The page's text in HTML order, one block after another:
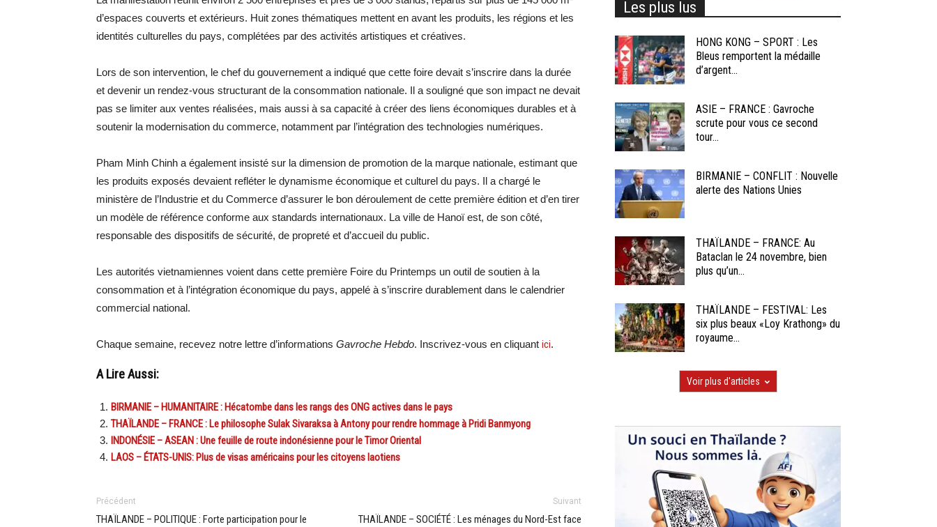
d’espaces couverts et extérieurs. Huit zones thématiques mettent en avant les produits, les régions et les
identités culturelles du pays, complétées par des activités artistiques et créatives.
Lors de son intervention, le chef du gouvernement a indiqué que cette foire devait s’inscrire dans la durée
et devenir un rendez-vous structurant de la consommation nationale. Il a souligné que son impact ne devait
pas se limiter aux ventes réalisées, mais aussi à sa capacité à créer des liens économiques durables et à
soutenir la modernisation du commerce, notamment par l’intégration des technologies numériques.
Pham Minh Chinh a également insisté sur la dimension de promotion de la marque nationale, estimant que
les produits exposés devaient refléter le dynamisme économique et culturel du pays. Il a chargé le
ministère de l’Industrie et du Commerce d’assurer le bon déroulement de cette première édition et d’en tirer
un modèle de référence conforme aux standards internationaux. La ville de Hanoï est, de son côté,
responsable des dispositifs de sécurité, de propreté et d’accueil du public.
Les autorités vietnamiennes voient dans cette première Foire du Printemps un outil de soutien à la
consommation et à l’intégration économique du pays, appelé à s’inscrire durablement dans le calendrier
commercial national.
Chaque semaine, recevez notre lettre d’informations Gavroche Hebdo. Inscrivez-vous en cliquant ici.
A Lire Aussi:
BIRMANIE – HUMANITAIRE : Hécatombe dans les rangs des ONG actives dans le pays
THAÏLANDE – FRANCE : Le philosophe Sulak Sivaraksa à Antony pour rendre hommage à Pridi Banmyong
INDONÉSIE – ASEAN : Une feuille de route indonésienne pour le Timor Oriental
LAOS – ÉTATS-UNIS: Plus de visas américains pour les citoyens laotiens
Précédent
THAÏLANDE – POLITIQUE : Forte participation pour le
Suivant
THAÏLANDE – SOCIÉTÉ : Les ménages du Nord-Est face
Les plus lus
HONG KONG – SPORT : Les
Bleus remportent la médaille
d’argent...
ASIE – FRANCE : Gavroche
scrute pour vous ce second
tour...
BIRMANIE – CONFLIT : Nouvelle
alerte des Nations Unies
THAÏLANDE – FRANCE: Au
Bataclan le 24 novembre, bien
plus qu’un...
THAÏLANDE – FESTIVAL: Les
six plus beaux «Loy Krathong» du
royaume...
Voir plus d'articles